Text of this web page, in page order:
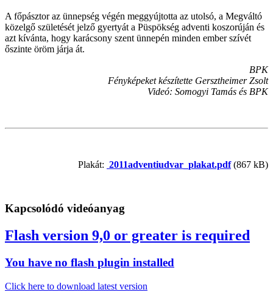
A főpásztor az ünnepség végén meggyújtotta az utolsó, a Megváltó
közelgő születését jelző gyertyát a Püspökség adventi koszorúján és
azt kívánta, hogy karácsony szent ünnepén minden ember szívét
őszinte öröm járja át.
BPK
Fényképeket készítette Gersztheimer Zsolt
Videó: Somogyi Tamás és BPK
Plakát: 2011adventiudvar_plakat.pdf(867 kB)
Kapcsolódó videóanyag
Flash version 9,0 or greater is required
You have no flash plugin installed
Click here to download latest version